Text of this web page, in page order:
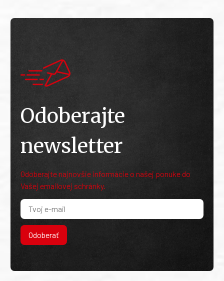
Odoberajte
newsletter
Odoberajte najnovšie informácie o našej ponuke do
Vašej emailovej schránky.
Odoberať